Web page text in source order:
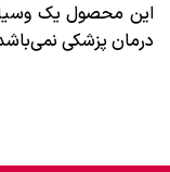
این محصول یک
درمان پزشکی